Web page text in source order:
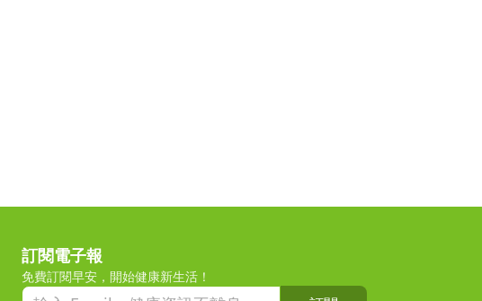
訂閱電子報
免費訂閱早安，開始健康新生活！